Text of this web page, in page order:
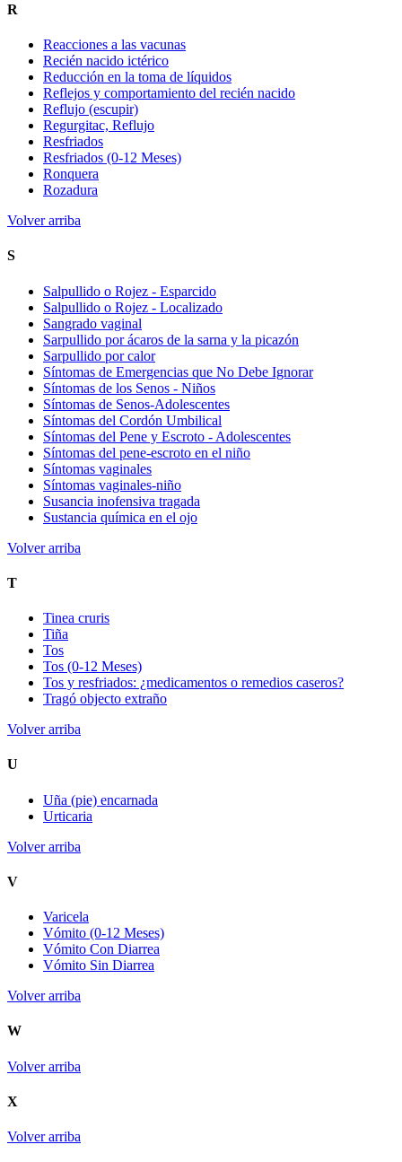
R
Reacciones a las vacunas
Recién nacido ictérico
Reducción en la toma de líquidos
Reflejos y comportamiento del recién nacido
Reflujo (escupir)
Regurgitac, Reflujo
Resfriados
Resfriados (0-12 Meses)
Ronquera
Rozadura
Volver arriba
S
Salpullido o Rojez - Esparcido
Salpullido o Rojez - Localizado
Sangrado vaginal
Sarpullido por ácaros de la sarna y la picazón
Sarpullido por calor
Síntomas de Emergencias que No Debe Ignorar
Síntomas de los Senos - Niños
Síntomas de Senos-Adolescentes
Síntomas del Cordón Umbilical
Síntomas del Pene y Escroto - Adolescentes
Síntomas del pene-escroto en el niño
Síntomas vaginales
Síntomas vaginales-niño
Susancia inofensiva tragada
Sustancia química en el ojo
Volver arriba
T
Tinea cruris
Tiña
Tos
Tos (0-12 Meses)
Tos y resfriados: ¿medicamentos o remedios caseros?
Tragó objecto extraño
Volver arriba
U
Uña (pie) encarnada
Urticaria
Volver arriba
V
Varicela
Vómito (0-12 Meses)
Vómito Con Diarrea
Vómito Sin Diarrea
Volver arriba
W
Volver arriba
X
Volver arriba